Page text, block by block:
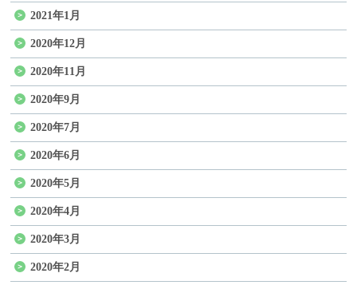
2021年1月
2020年12月
2020年11月
2020年9月
2020年7月
2020年6月
2020年5月
2020年4月
2020年3月
2020年2月